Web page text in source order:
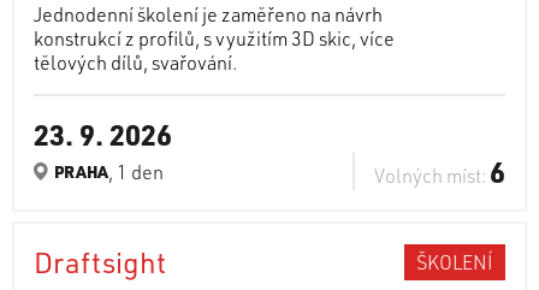
Jednodenní školení je zaměřeno na návrh
konstrukcí z profilů, s využitím 3D skic, více
tělových dílů, svařování.
23. 9. 2026
PRAHA, 1 den Volných míst: 6
Draftsight
ŠKOLENÍ